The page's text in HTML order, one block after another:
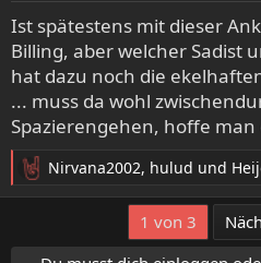
Ist spätestens mit dieser
Billing, aber welcher Sadist
hat dazu noch die
... muss da wohl
Spazierengehen, hoffe
R
e
Nirvana2002, hulud und
1 von 3